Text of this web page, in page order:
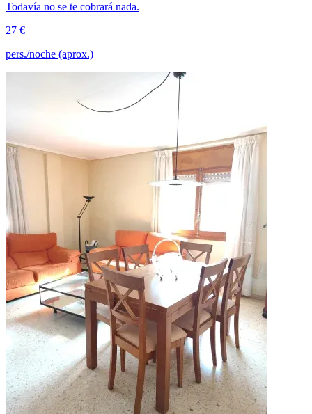
Todavía no se te cobrará nada.
27 €
pers./noche (aprox.)